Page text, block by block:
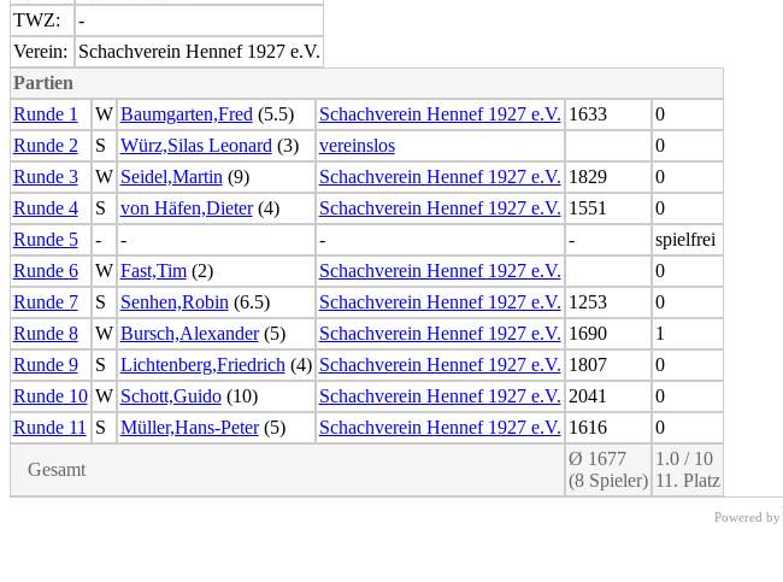
TWZ:
-
Verein:
Schachverein Hennef 1927 e.V.
Partien
Runde 1
W Baumgarten,Fred (5.5) Schachverein Hennef 1927 e.V. 1633
0
Runde 2
S Würz,Silas Leonard (3) vereinslos
0
Runde 3
W Seidel,Martin (9) Schachverein Hennef 1927 e.V. 1829
0
Runde 4
S von Häfen,Dieter(4) Schachverein Hennef 1927 e.V. 1551
0
Runde 5
- - - -
spielfrei
Runde 6
W Fast,Tim(2) Schachverein Hennef 1927 e.V.
0
Runde 7
S Senhen,Robin (6.5) Schachverein Hennef 1927 e.V. 1253
0
Runde 8
W Bursch,Alexander(5) Schachverein Hennef 1927 e.V. 1690
1
Runde 9
S Lichtenberg,Friedrich (4) Schachverein Hennef 1927 e.V. 1807
0
Runde 10 W Schott,Guido(10) Schachverein Hennef 1927 e.V. 2041
0
Runde 11
S Müller,Hans-Peter(5) Schachverein Hennef 1927 e.V. 1616 0
Gesamt
Ø 1677
(8 Spieler)
1.0 / 10
11. Platz
Powered by